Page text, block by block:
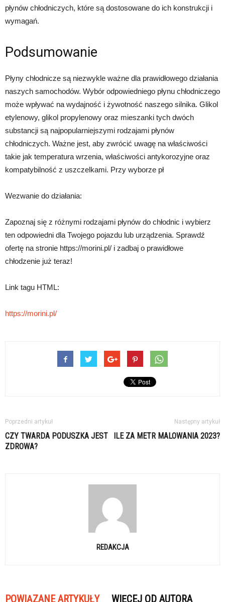
płynów chłodniczych, które są dostosowane do ich konstrukcji i
wymagań.
Podsumowanie
Płyny chłodnicze są niezwykle ważne dla prawidłowego działania
naszych samochodów. Wybór odpowiedniego płynu chłodniczego
może wpływać na wydajność i żywotność naszego silnika. Glikol
etylenowy, glikol propylenowy oraz mieszanki tych dwóch
substancji są najpopularniejszymi rodzajami płynów
chłodniczych. Ważne jest, aby zwrócić uwagę na właściwości
takie jak temperatura wrzenia, właściwości antykorozyjne oraz
kompatybilność z uszczelkami. Przy wyborze pł
Wezwanie do działania:
Zapoznaj się z różnymi rodzajami płynów do chłodnic i wybierz
ten odpowiedni dla Twojego pojazdu lub urządzenia. Sprawdź
ofertę na stronie https://morini.pl/ i zadbaj o prawidłowe
chłodzenie już teraz!
Link tagu HTML:
https://morini.pl/
Poprzedni artykuł
CZY TWARDA PODUSZKA JEST
ZDROWA?
Następny artykuł
ILE ZA METR MALOWANIA 2023?
REDAKCJA
POWIĄZANE ARTYKUŁY WIĘCEJ OD AUTORA